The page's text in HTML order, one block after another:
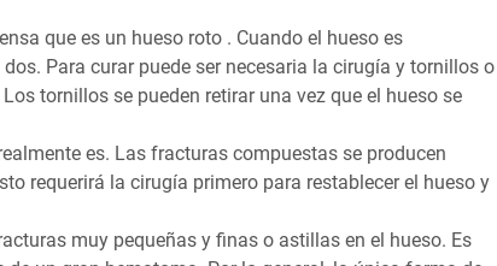
que es un hueso roto . Cuando el hueso es
Para curar puede ser necesaria la cirugía y tornillos o
tornillos se pueden retirar una vez que el hueso se
es. Las fracturas compuestas se producen
requerirá la cirugía primero para restablecer el hueso y
muy pequeñas y finas o astillas en el hueso. Es